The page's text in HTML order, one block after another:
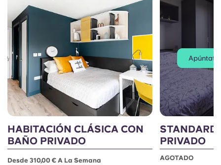
HABITACIÓN CLÁSICA CON
BAÑO PRIVADO
Desde 310,00 € A La Semana
Apúntate
STANDARD
PRIVADO
AGOTADO